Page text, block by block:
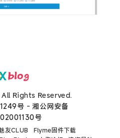
All Rights Reserved.
号 -湘公网安备
号
友CLUB
Flyme固件下载